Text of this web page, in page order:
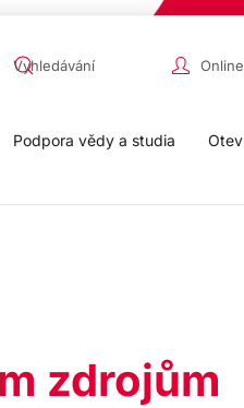
Podpora vědy a studia
zdrojům